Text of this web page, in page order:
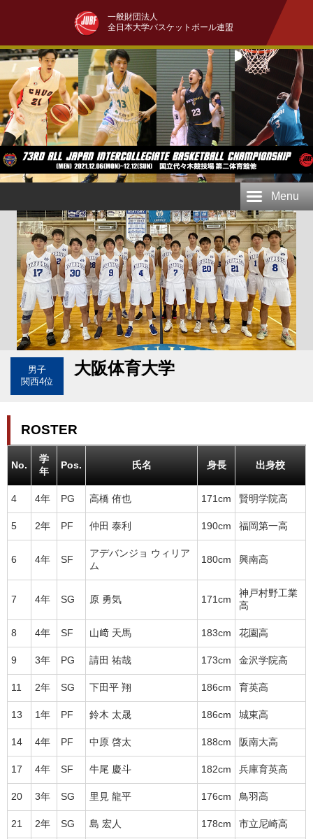
一般財団法人
全日本大学バスケットボール連盟
Menu
男子
関西4位
大阪体育大学
ROSTER
No.
学
年
Pos. 氏名 身長 出身校
4 4年 PG 高橋 侑也 171cm 賢明学院高
5 2年 PF 仲田 泰利 190cm 福岡第一高
6 4年 SF
アデバンジョ ウィリア
ム
180cm 興南高
7 4年 SG 原 勇気 171cm
神戸村野工業
高
8 4年 SF 山﨑 天馬 183cm 花園高
9 3年 PG 請田 祐哉 173cm 金沢学院高
11 2年 SG 下田平 翔 186cm 育英高
13 1年 PF 鈴木 太晟 186cm 城東高
14 4年 PF 中原 啓太 188cm 阪南大高
17 4年 SF 牛尾 慶斗 182cm 兵庫育英高
20 3年 SG 里見 龍平 176cm 鳥羽高
21 2年 SG 島 宏人 178cm 市立尼崎高